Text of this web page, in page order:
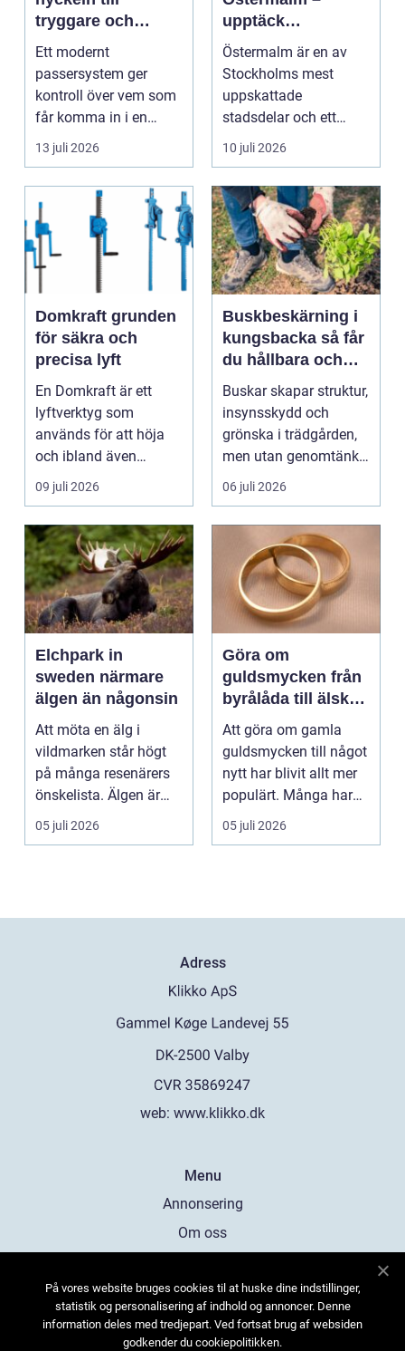
tryggare och
smidigare tillträde
Ett modernt
passersystem ger
kontroll över vem som
får komma in i en
byggnad, när de får
komma in oc...
13 juli 2026
upptäck
matupplevelser i
en av Stockholms
mest attraktiva
stadsdelar
Östermalm är en av
Stockholms mest
uppskattade
stadsdelar och ett
självklart val f&ou...
10 juli 2026
Domkraft grunden
för säkra och
precisa lyft
En Domkraft är ett
lyftverktyg som
används för att höja
och ibland även
positionera tunga
objekt, so...
09 juli 2026
Buskbeskärning i
kungsbacka så får
du hållbara och
vackra buskar året
runt
Buskar skapar struktur,
insynsskydd och
grönska i trädgården,
men utan genomtänkt
beskärning blir de...
06 juli 2026
Elchpark in
sweden närmare
älgen än någonsin
Att möta en älg i
vildmarken står högt
på många resenärers
önskelista. Älgen är
Skandinaviens ikonis...
05 juli 2026
Göra om
guldsmycken från
byrålåda till älskad
favorit
Att göra om gamla
guldsmycken till något
nytt har blivit allt mer
populärt. Många har
ärvda ringar, ...
05 juli 2026
Adress
web: www.klikko.dk
Menu
Annonsering
Om oss
Kontakta oss
Sitemap
På vores website bruges cookies til at huske dine indstillinger,
statistik og personalisering af indhold og annoncer. Denne
information deles med tredjepart. Ved fortsat brug af websiden
godkender du cookiepolitikken.